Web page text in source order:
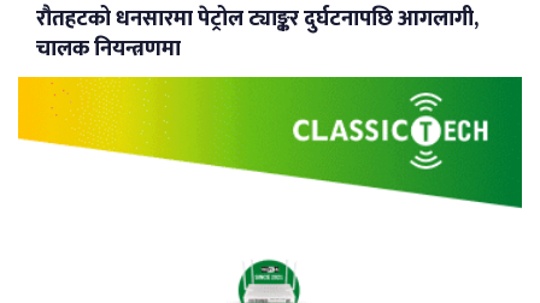
रौतहटको धनसारमा पेट्रोल ट्याङ्कर दुर्घटनापछि आगलागी,
चालक नियन्त्रणमा